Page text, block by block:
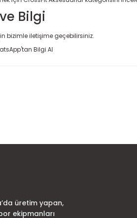
Bilgi
bizimle iletişime geçebilirsiniz.
Bilgi Al
hatalar bulunuyor.
üretim yapan,
ekipmanları